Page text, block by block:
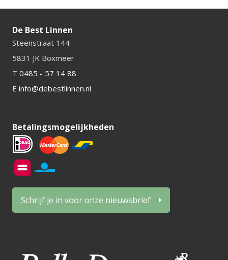
De Best Linnen
Steenstraat 144
5831 JK Boxmeer
T 0485 - 57 14 88
E info@debestlinnen.nl
Betalingsmogelijkheden
Schrijf je in voor onze nieuwsbrief